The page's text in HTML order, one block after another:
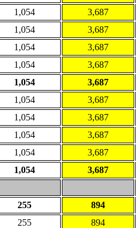
1,054 3,687
1,054 3,687
1,054 3,687
1,054 3,687
1,054 3,687
1,054 3,687
1,054 3,687
1,054 3,687
1,054 3,687
1,054 3,687
255 894
255 894